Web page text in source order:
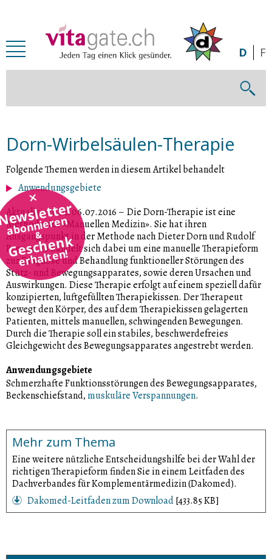
abonnieren
&
Geschenk
erhalten!
D F
Dorn-Wirbelsäulen-Therapie
Folgende Themen werden in diesem Artikel behandelt
Anwendungsgebiete
Aktualisiert am 06.07.2016 – Die Dorn-Therapie ist eine
Methode der «Manuellen Medizin». Sie hat ihren
Ausgangspunkt in der Methode nach Dieter Dorn und Rudolf
Breuss. Es handelt sich dabei um eine manuelle Therapieform
zur Diagnose und Behandlung funktioneller Störungen des
Stütz- und Bewegungsapparates, sowie deren Ursachen und
Auswirkungen. Diese Therapie erfolgt auf einem speziell dafür
konzipierten, luftgefüllten Therapiekissen. Der Therapeut
bewegt den Körper, des auf dem Therapiekissen gelagerten
Patienten, mittels manuellen, schwingenden Bewegungen.
Durch die Therapie soll ein stabiles, beschwerdefreies
Gleichgewicht des Bewegungsapparates angestrebt werden.
Anwendungsgebiete
Schmerzhafte Funktionsstörungen des Bewegungsapparates,
Beckenschiefstand,muskuläre Verspannungen.
Mehr zum Thema
Eine weitere nützliche Entscheidungshilfe bei der Wahl der
richtigen Therapieform finden Sie in einem Leitfaden des
Dachverbandes für Komplementärmedizin (Dakomed).
Dakomed-Leitfaden zum Download[433.85 KB]